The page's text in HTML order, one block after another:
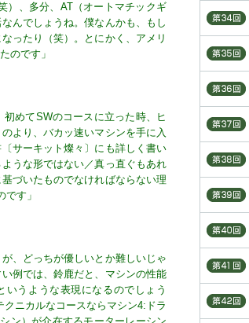
）、多分、AT（オートマチックギ
んでしょうね。僕なんかも、もし
ったり（笑）。とにかく、アメリ
のです」
めてSWのコースに立った時、ヒ
より、バカッ速いマシンを手に入
サーキット燦々〕にも詳しく書い
うな形ではない／真っ直ぐもあれ
づいたものでなければならない理
す」
、どっちが優しいとか難しいじゃ
例では、鈴鹿だと、マシンの性能
うような表現になるのでしょう
ニカルなコースならマシン4:ドラ